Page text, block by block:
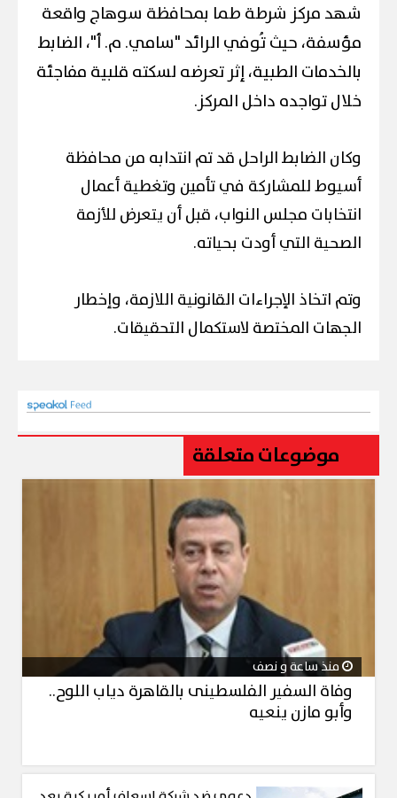
شهد مركز شرطة طما بمحافظة سوهاج واقعة
مؤسفة، حيث تُوفي الرائد "سامي. م. أ"، الضابط
بالخدمات الطبية، إثر تعرضه لسكته قلبية مفاجئة
خلال تواجده داخل المركز.
وكان الضابط الراحل قد تم انتدابه من محافظة
أسيوط للمشاركة في تأمين وتغطية أعمال
انتخابات مجلس النواب، قبل أن يتعرض للأزمة
الصحية التي أودت بحياته.
وتم اتخاذ الإجراءات القانونية اللازمة، وإخطار
الجهات المختصة لاستكمال التحقيقات.
موضوعات متعلقة
منذ ساعة و نصف
وفاة السفير الفلسطينى بالقاهرة دياب اللوح..
وأبو مازن ينعيه